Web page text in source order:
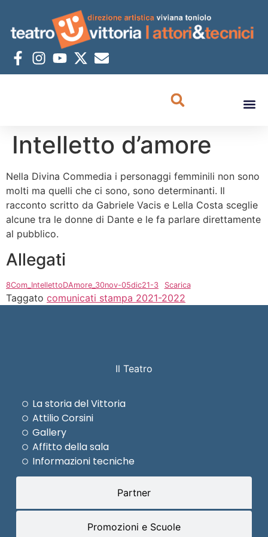
Intelletto d’amore
Nella Divina Commedia i personaggi femminili non sono
molti ma quelli che ci sono, sono determinanti. Il
racconto scritto da Gabriele Vacis e Lella Costa sceglie
alcune tra le donne di Dante e le fa parlare direttamente
al pubblico.
Allegati
8Com_IntellettoDAmore_30nov-05dic21-3 Scarica
Taggato comunicati stampa 2021-2022
Il Teatro
Partner
Promozioni e Scuole
La storia del Vittoria
Attilio Corsini
Gallery
Affitto della sala
Informazioni tecniche